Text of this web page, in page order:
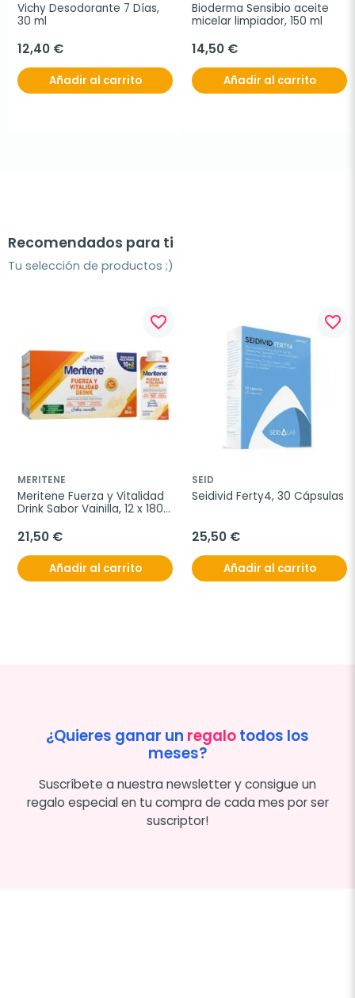
Vichy Desodorante 7 Días,
30 ml
12,40 €
Añadir al carrito
Bioderma Sensibio aceite
micelar limpiador, 150 ml
14,50 €
Añadir al carrito
Recomendados para ti
Tu selección de productos ;)
favorite_border
MERITENE
Meritene Fuerza y Vitalidad
Drink Sabor Vainilla, 12 x 180
21,50 €
Añadir al carrito
favorite_border
SEID
Seidivid Ferty4, 30 Cápsulas
25,50 €
Añadir al carrito
¿Quieres ganar un regalotodos los
meses?
Suscríbete a nuestra newsletter y consigue un
regalo especial en tu compra de cada mes por ser
suscriptor!